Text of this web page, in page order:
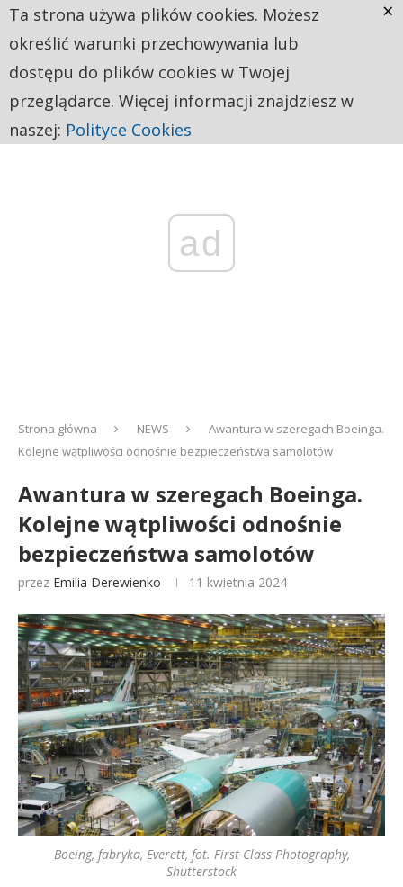
ad
Strona główna NEWS
Awantura w szeregach Boeinga.
Kolejne wątpliwości odnośnie bezpieczeństwa samolotów
Awantura w szeregach Boeinga.
Kolejne wątpliwości odnośnie
bezpieczeństwa samolotów
przez Emilia Derewienko 11 kwietnia 2024
Boeing, fabryka, Everett, fot. First Class Photography,
Shutterstock
Ta strona używa plików cookies. Możesz
określić warunki przechowywania lub
dostępu do plików cookies w Twojej
przeglądarce. Więcej informacji znajdziesz w
naszej: Polityce Cookies
×